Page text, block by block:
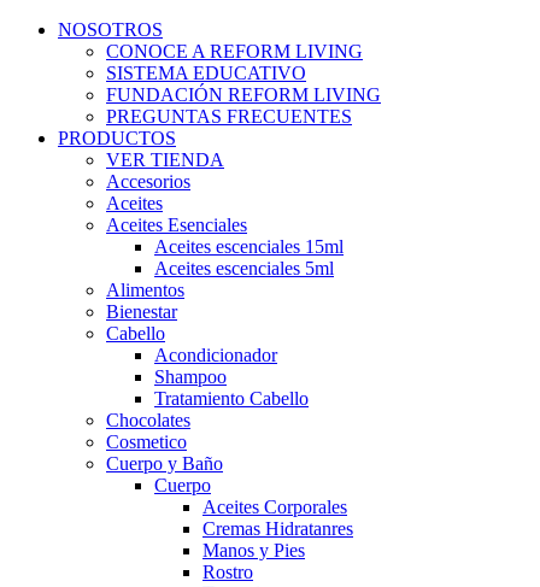
NOSOTROS
CONOCE A REFORM LIVING
SISTEMA EDUCATIVO
FUNDACIÓN REFORM LIVING
PREGUNTAS FRECUENTES
PRODUCTOS
VER TIENDA
Accesorios
Aceites
Aceites Esenciales
Aceites escenciales 15ml
Aceites escenciales 5ml
Alimentos
Bienestar
Cabello
Acondicionador
Shampoo
Tratamiento Cabello
Chocolates
Cosmetico
Cuerpo y Baño
Cuerpo
Aceites Corporales
Cremas Hidratanres
Manos y Pies
Rostro